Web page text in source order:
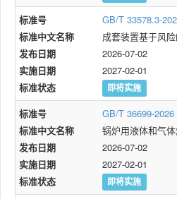
标准号
GB/T 33578.3-
标准中文名称
成套装置基于风
发布日期
2026-07-02
实施日期
2027-02-01
标准状态
即将实施
标准号
GB/T 36699-2026
标准中文名称
锅炉用液体和气
发布日期
2026-07-02
实施日期
2027-02-01
标准状态
即将实施